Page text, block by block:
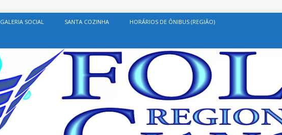
GALERIA SOCIAL SANTA COZINHA HORÁRIOS DE ÔNIBUS (REGIÃO)